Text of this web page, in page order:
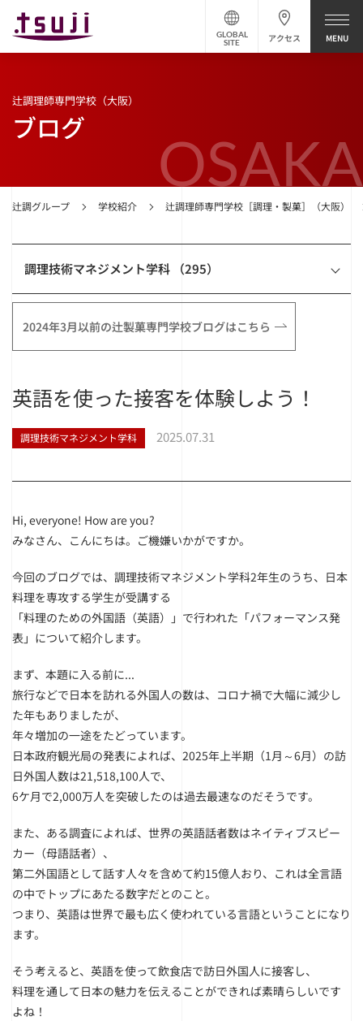
アクセス
GLOBAL
SITE
OSAKA
辻調グループ 学校紹介 辻調理師専門学校［調理・製菓］（大阪）
辻調理師専門学校（大阪）
ブログ
調理技術マネジメント学科 （295）
2024年3月以前の辻製菓専門学校ブログはこちら
英語を使った接客を体験しよう！
調理技術マネジメント学科 2025.07.31
Hi, everyone! How are you?
みなさん、こんにちは。ご機嫌いかがですか。
今回のブログでは、調理技術マネジメント学科2年生のうち、日本
料理を専攻する学生が受講する
「料理のための外国語（英語）」で行われた「パフォーマンス発
表」について紹介します。
まず、本題に入る前に...
旅行などで日本を訪れる外国人の数は、コロナ禍で大幅に減少し
た年もありましたが、
年々増加の一途をたどっています。
日本政府観光局の発表によれば、2025年上半期（1月～6月）の訪
日外国人数は21,518,100人で、
6ケ月で2,000万人を突破したのは過去最速なのだそうです。
また、ある調査によれば、世界の英語話者数はネイティブスピー
カー（母語話者）、
第二外国語として話す人々を含めて約15億人おり、これは全言語
の中でトップにあたる数字だとのこと。
つまり、英語は世界で最も広く使われている言語ということになり
ます。
そう考えると、英語を使って飲食店で訪日外国人に接客し、
料理を通して日本の魅力を伝えることができれば素晴らしいです
よね！